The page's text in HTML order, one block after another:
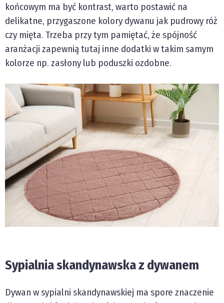
końcowym ma być kontrast, warto postawić na
delikatne, przygaszone kolory dywanu jak pudrowy róż
czy mięta. Trzeba przy tym pamiętać, że spójność
aranżacji zapewnią tutaj inne dodatki w takim samym
kolorze np. zasłony lub poduszki ozdobne.
Sypialnia skandynawska z dywanem
Dywan w sypialni skandynawskiej ma spore znaczenie